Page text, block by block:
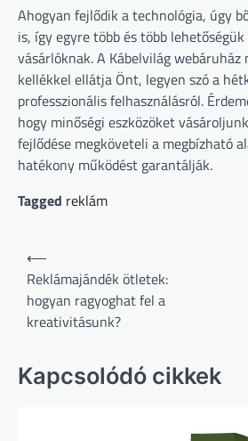
Ahogyan fejlődik a technológia, úgy
is, így egyre több és több
vásárlóknak. A Kábelvilág webáruház
kellékkel ellátja Önt, legyen szó a
professzionális felhasználásról.
hogy minőségi eszközöket
fejlődése megköveteli a megbízható
hatékony működést garantálják.
Tagged reklám
Bejegyzés
navigáció
⟵
Reklámajándék ötletek:
hogyan ragyoghat fel a
kreativitásunk?
Kapcsolódó cikkek